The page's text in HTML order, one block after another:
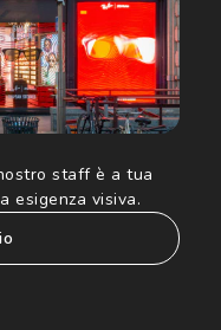
staff è a tua
esigenza visiva.